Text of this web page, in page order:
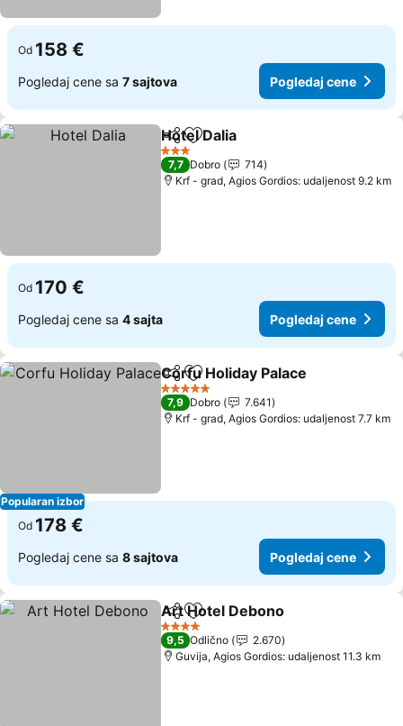
Od 158 €
Pogledaj cene sa 7 sajtova Pogledaj cene
Deli Dodati u favorite
Hotel Dalia
3 Zvezdice
7,7 Dobro
714
Krf - grad, Agios Gordios: udaljenost 9.2 km
Od 170 €
Pogledaj cene sa 4 sajta Pogledaj cene
Popularan izbor
Deli Dodati u favorite
Corfu Holiday Palace
5 Zvezdice
7,9 Dobro
7.641
Krf - grad, Agios Gordios: udaljenost 7.7 km
Od 178 €
Pogledaj cene sa 8 sajtova Pogledaj cene
Deli Dodati u favorite
Art Hotel Debono
4 Zvezdice
9,5 Odlično
2.670
Guvija, Agios Gordios: udaljenost 11.3 km